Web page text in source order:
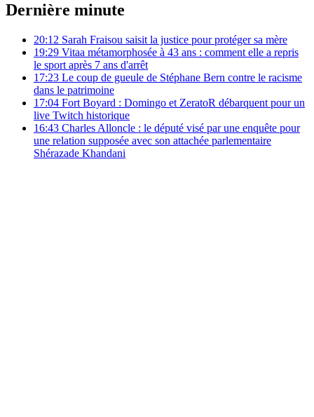
Dernière minute
20:12 Sarah Fraisou saisit la justice pour protéger sa mère
19:29 Vitaa métamorphosée à 43 ans : comment elle a repris
le sport après 7 ans d'arrêt
17:23 Le coup de gueule de Stéphane Bern contre le racisme
dans le patrimoine
17:04 Fort Boyard : Domingo et ZeratoR débarquent pour un
live Twitch historique
16:43 Charles Alloncle : le député visé par une enquête pour
une relation supposée avec son attachée parlementaire
Shérazade Khandani